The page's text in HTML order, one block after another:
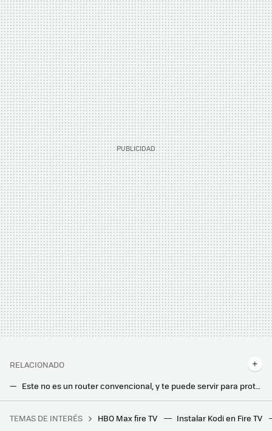
RELACIONADO
Xiaomi acaba de lanzar un nuevo router ultrarrápido compatible con WiFi 7 y velocidades de hasta 3,57 Gbps: todos los detalles
Alguien pidió un Galaxy S24 Ultra a Vodafone suplantando su identidad, pero lo peor fue la pesadilla posterior para solucionarlo
TEMAS DE INTERÉS HBO Max fire TV Instalar Kodi en Fire TV